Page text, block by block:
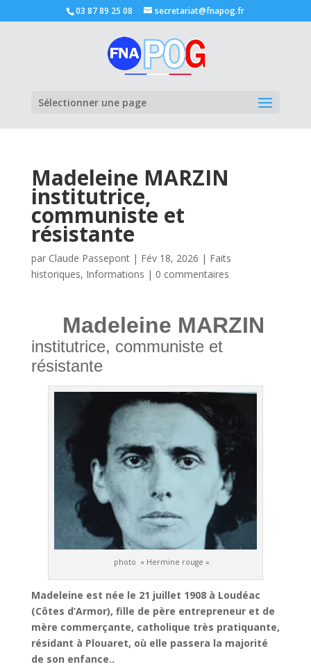
03 87 89 25 08 secretariat@fnapog.fr
Sélectionner une page
Madeleine MARZIN
institutrice,
communiste et
résistante
par Claude Passepont| Fév 18, 2026 | Faits
historiques, Informations | 0 commentaires
Madeleine MARZIN
institutrice, communiste et
résistante
photo « Hermine rouge »
Madeleine est née le 21 juillet 1908 à Loudéac
(Côtes d’Armor), fille de père entrepreneur et de
mère commerçante, catholique très pratiquante,
résidant à Plouaret, où elle passera la majorité
de son enfance..